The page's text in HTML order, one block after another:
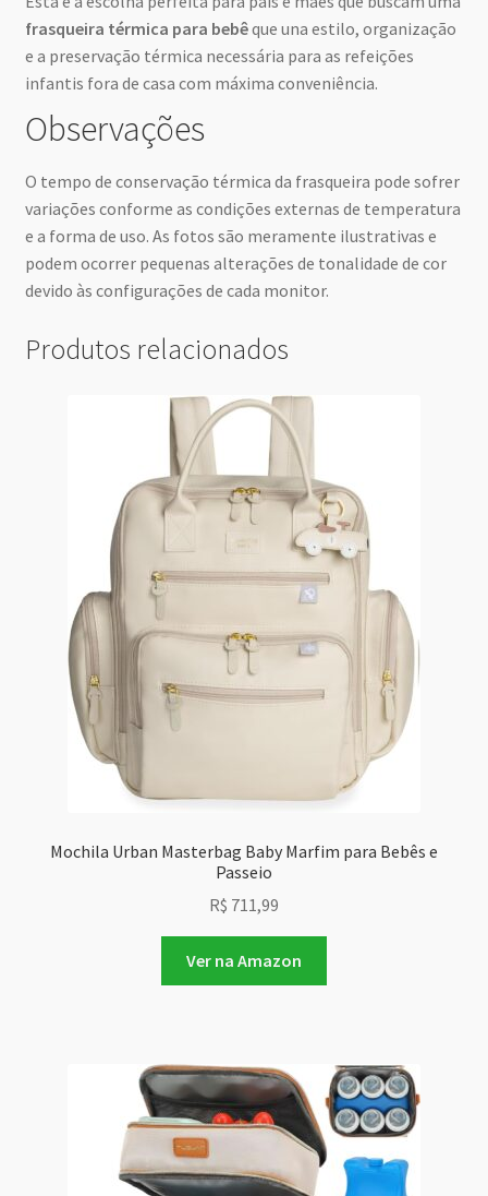
frasqueira térmica para bebêque una estilo, organização
e a preservação térmica necessária para as refeições
infantis fora de casa com máxima conveniência.
Observações
O tempo de conservação térmica da frasqueira pode sofrer
variações conforme as condições externas de temperatura
e a forma de uso. As fotos são meramente ilustrativas e
podem ocorrer pequenas alterações de tonalidade de cor
devido às configurações de cada monitor.
Produtos relacionados
Mochila Urban Masterbag Baby Marfim para Bebês e
Passeio
R$ 711,99
Ver na Amazon